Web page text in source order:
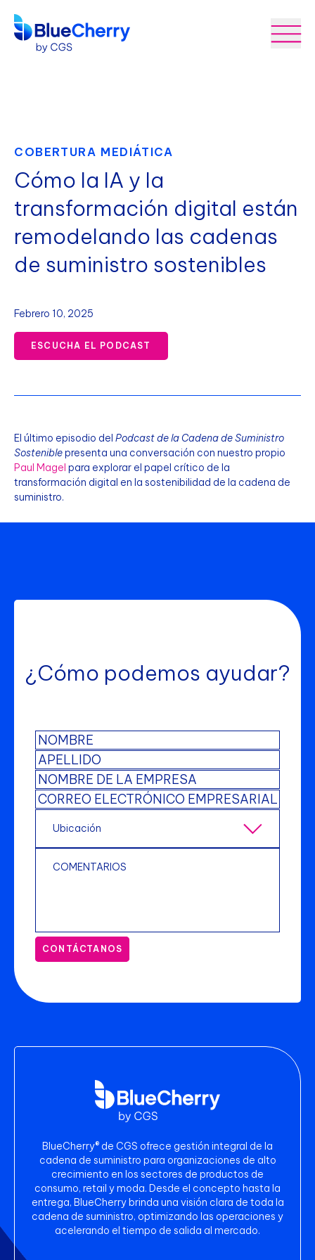
COBERTURA MEDIÁTICA
Cómo la IA y la
transformación digital están
remodelando las cadenas
de suministro sostenibles
Febrero 10, 2025
ESCUCHA EL PODCAST
El último episodio del Podcast de la Cadena de Suministro
Sosteniblepresenta una conversación con nuestro propio
Paul Magel para explorar el papel crítico de la
transformación digital en la sostenibilidad de la cadena de
suministro.
¿Cómo podemos ayudar?
CONTÁCTANOS
BlueCherry® de CGS ofrece gestión integral de la
cadena de suministro para organizaciones de alto
crecimiento en los sectores de productos de
consumo, retail y moda. Desde el concepto hasta la
entrega, BlueCherry brinda una visión clara de toda la
cadena de suministro, optimizando las operaciones y
acelerando el tiempo de salida al mercado.